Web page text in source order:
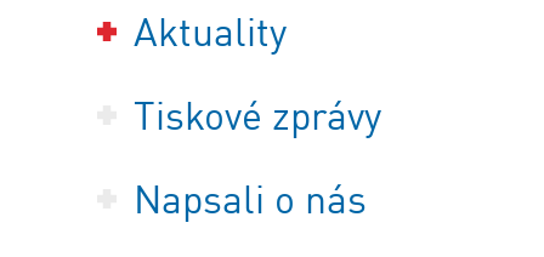
Aktuality
Tiskové zprávy
Napsali o nás